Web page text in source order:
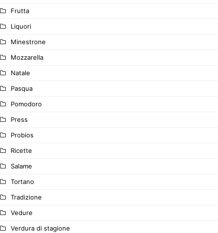
Frutta
Liquori
Minestrone
Mozzarella
Natale
Pasqua
Pomodoro
Press
Probios
Ricette
Salame
Tortano
Tradizione
Vedure
Verdura di stagione